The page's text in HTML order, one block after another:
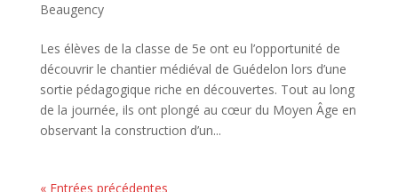
Beaugency
Les élèves de la classe de 5e ont eu l’opportunité de
découvrir le chantier médiéval de Guédelon lors d’une
sortie pédagogique riche en découvertes. Tout au long
de la journée, ils ont plongé au cœur du Moyen Âge en
observant la construction d’un...
« Entrées précédentes